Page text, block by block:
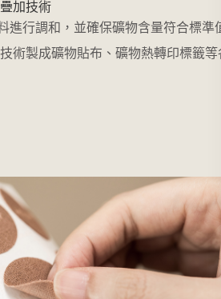
加技術
進行調和，並確保礦物含量符合標準
術製成礦物貼布、礦物熱轉印標籤等